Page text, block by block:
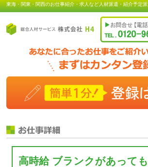
東海・関東・関西のお仕事紹介・求人など人材派遣・紹介予定派
高時給 ブランクがあって